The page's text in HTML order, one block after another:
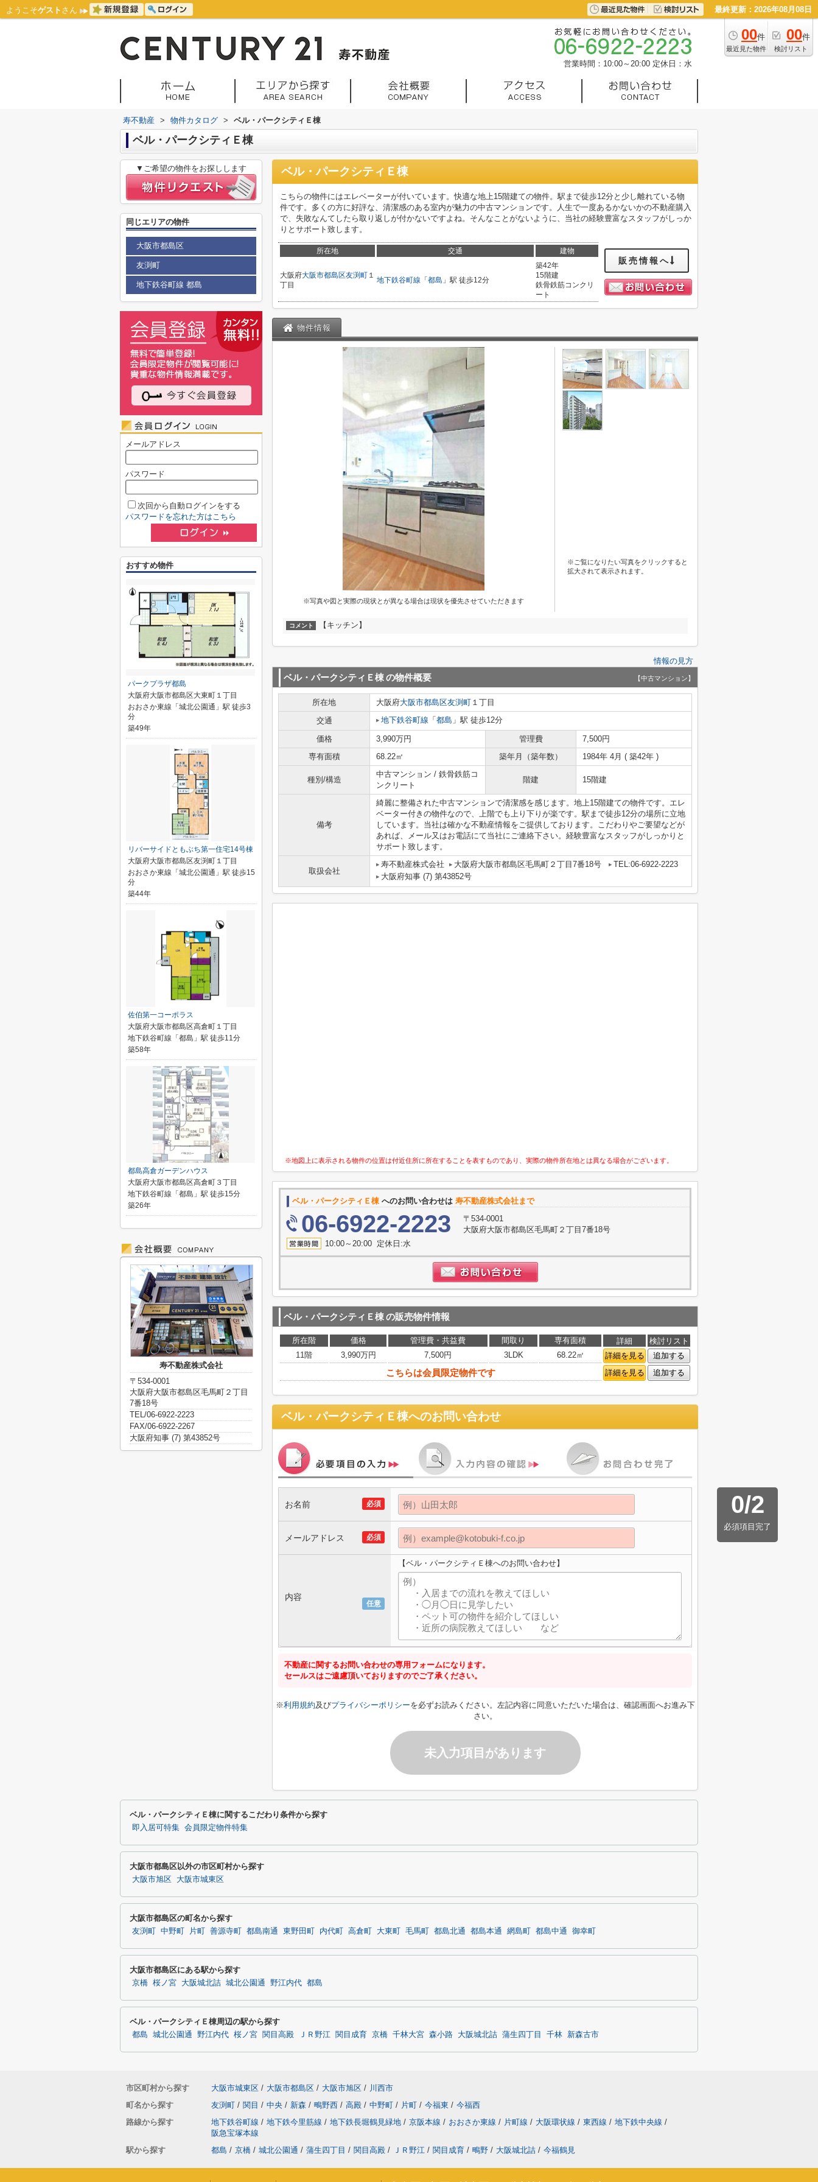
ようこそゲスト さん 最終更新：2026年08月08日
00件
最近見た物件
00件
検討リスト
営業時間：10:00～20:00 定休日：水
寿不動産 > 物件カタログ > ベル・パークシティＥ棟
ベル・パークシティＥ棟
ベル・パークシティＥ棟
こちらの物件にはエレベーターが付いています。快適な地上15階建ての物件。駅まで徒歩12分と少し離れている物
件です。多くの方に好評な、清潔感のある室内が魅力の中古マンションです。人生で一度あるかないかの不動産購入
で、失敗なんてしたら取り返しが付かないですよね。そんなことがないように、当社の経験豊富なスタッフがしっか
りとサポート致します。
所在地 交通 建物
大阪府大阪市都島区友渕町 １
丁目
地下鉄谷町線 「 都島 」駅 徒歩12分
築42年
15階建
鉄骨鉄筋コンクリ
ート
販売情報へ
物件情報
※写真や図と実際の現状とが異なる場合は現状を優先させていただきます
※ご覧になりたい写真をクリックすると
拡大されて表示されます。
コメント 【キッチン】
情報の見方
ベル・パークシティＥ棟の物件概要 【中古マンション】
所在地 大阪府大阪市都島区友渕町 １丁目
交通
地下鉄谷町線 「 都島 」駅 徒歩12分
価格 3,990万円 管理費
7,500円
専有面積
68.22㎡ 築年月（築年数） 1984年 4月 ( 築42年 )
種別/構造
中古マンション / 鉄骨鉄筋コ
ンクリート
階建 15階建
備考
綺麗に整備された中古マンションで清潔感を感じます。地上15階建ての物件です。エレ
ベーター付きの物件なので、上階でも上り下りが楽です。駅まで徒歩12分の場所に立地
しています。当社は確かな不動産情報をご提供しております。こだわりやご要望などが
あれば、メール又はお電話にて当社にご連絡下さい。経験豊富なスタッフがしっかりと
サポート致します。
取扱会社
寿不動産株式会社 大阪府大阪市都島区毛馬町２丁目7番18号
TEL:06-6922-2223
大阪府知事 (7) 第43852号
※地図上に表示される物件の位置は付近住所に所在することを表すものであり、実際の物件所在地とは異なる場合がございます。
ベル・パークシティＥ棟 へのお問い合わせは 寿不動産株式会社まで
06-6922-2223
〒534-0001
大阪府大阪市都島区毛馬町２丁目7番18号
10:00～20:00 定休日:水
ベル・パークシティＥ棟の販売物件情報
所在階 価格 管理費・共益費 間取り 専有面積 詳細
検討リスト
11階
3,990万円 7,500円 3LDK 68.22㎡ 詳細を見る 追加する
こちらは会員限定物件です 詳細を見る 追加する
ベル・パークシティＥ棟へのお問い合わせ
0/2
必須項目完了
必須
お名前
必須
メールアドレス
任意
内容
【ベル・パークシティＥ棟へのお問い合わせ】
不動産に関するお問い合わせの専用フォームになります。
セールスはご遠慮頂いておりますのでご了承ください。
※利用規約及びプライバシーポリシーを必ずお読みください。左記内容に同意いただいた場合は、確認画面へお進み下
さい。
未入力項目があります
▼ご希望の物件をお探しします
同じエリアの物件
大阪市都島区
友渕町
地下鉄谷町線 都島
メールアドレス
パスワード
次回から自動ログインをする
パスワードを忘れた方はこちら
おすすめ物件
パークプラザ都島
大阪府大阪市都島区大東町１丁目
おおさか東線「城北公園通」駅 徒歩3
分
築49年
リバーサイドともぶち第一住宅14号棟
大阪府大阪市都島区友渕町１丁目
おおさか東線「城北公園通」駅 徒歩15
分
築44年
佐伯第一コーポラス
大阪府大阪市都島区高倉町１丁目
地下鉄谷町線「都島」駅 徒歩11分
築58年
都島高倉ガーデンハウス
大阪府大阪市都島区高倉町３丁目
地下鉄谷町線「都島」駅 徒歩15分
築26年
寿不動産株式会社
〒534-0001
大阪府大阪市都島区毛馬町２丁目
7番18号
TEL/06-6922-2223
FAX/06-6922-2267
大阪府知事 (7) 第43852号
ベル・パークシティＥ棟に関するこだわり条件から探す
即入居可特集 会員限定物件特集
大阪市都島区以外の市区町村から探す
大阪市旭区 大阪市城東区
大阪市都島区の町名から探す
友渕町 中野町 片町 善源寺町 都島南通 東野田町 内代町 高倉町 大東町 毛馬町 都島北通 都島本通 網島町 都島中通 御幸町
大阪市都島区にある駅から探す
京橋 桜ノ宮 大阪城北詰 城北公園通 野江内代 都島
ベル・パークシティＥ棟周辺の駅から探す
都島 城北公園通 野江内代 桜ノ宮 関目高殿 ＪＲ野江 関目成育 京橋 千林大宮 森小路 大阪城北詰 蒲生四丁目 千林 新森古市
市区町村から探す 大阪市城東区 / 大阪市都島区 / 大阪市旭区 / 川西市
町名から探す
友渕町 / 関目 / 中央 / 新森 / 鴫野西 / 高殿 / 中野町 / 片町 / 今福東 / 今福西
路線から探す
地下鉄谷町線 / 地下鉄今里筋線 / 地下鉄長堀鶴見緑地 / 京阪本線 / おおさか東線 / 片町線 / 大阪環状線 / 東西線 / 地下鉄中央線 /
阪急宝塚本線
駅から探す
都島 / 京橋 / 城北公園通 / 蒲生四丁目 / 関目高殿 / ＪＲ野江 / 関目成育 / 鴫野 / 大阪城北詰 / 今福鶴見